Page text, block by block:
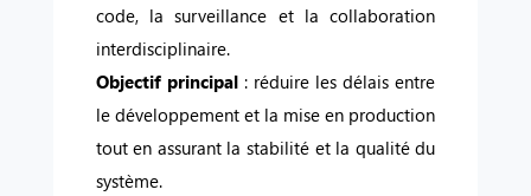
code, la surveillance et la collaboration
interdisciplinaire.
Objectif principal: réduire les délais entre
le développement et la mise en production
tout en assurant la stabilité et la qualité du
système.